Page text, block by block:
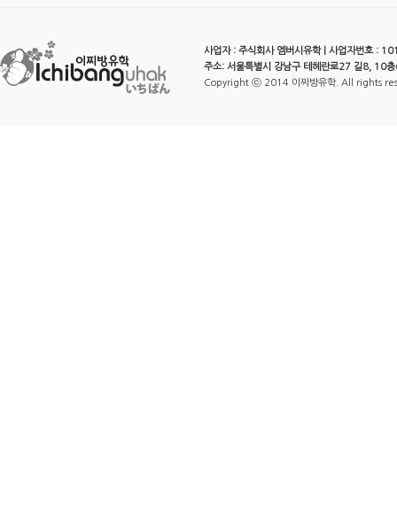
사업자 : 주식회사 엠버시유학 | 사업자번호 :
주소: 서울특별시 강남구 테헤란로27 길8, 10층
Copyright ⓒ 2014 이찌방유학. All rights